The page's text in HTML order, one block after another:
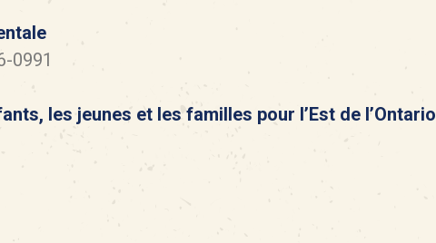
0991
les jeunes et les familles pour l’Est de l’Ontario